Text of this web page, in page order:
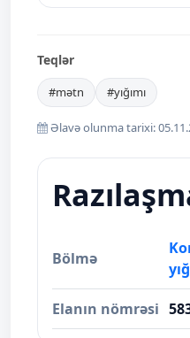
Teqlər
#mətn #yığımı
Əlavə olunma tarixi:
Bölmə
Elanın nömrəsi